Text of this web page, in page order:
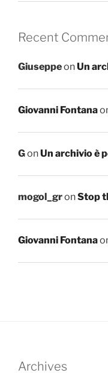
Recent
GiuseppeonUn
Giovanni Fontana
GonUn archivio è
mogol_gronStop
Giovanni Fontana
Archives